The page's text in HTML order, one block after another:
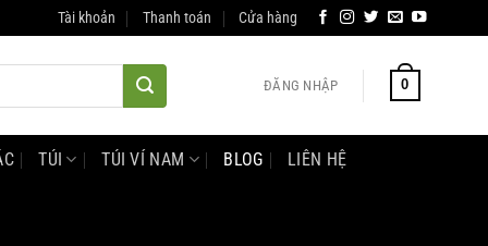
Tài khoản Thanh toán Cửa hàng
ĐĂNG NHẬP 0
TÚI TÚI VÍ NAM BLOG LIÊN HỆ